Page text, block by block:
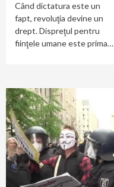
Când dictatura este un
fapt, revoluţia devine un
drept. Dispreţul pentru
fiinţele umane este prima…